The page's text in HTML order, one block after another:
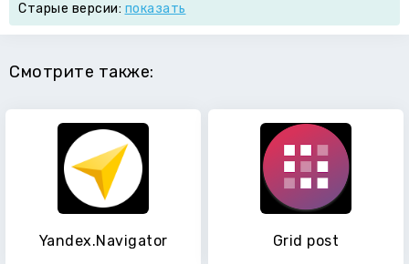
Старые версии: показать
Смотрите также:
Yandex.Navigator Grid post